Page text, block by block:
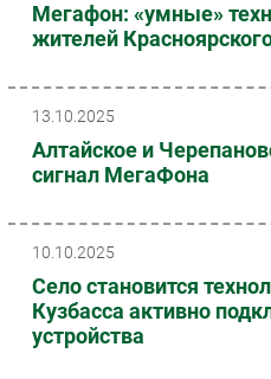
Мегафон: «умные»
жителей
13.10.2025
Алтайское и
сигнал МегаФона
10.10.2025
Село становится
Кузбасса активно
устройства